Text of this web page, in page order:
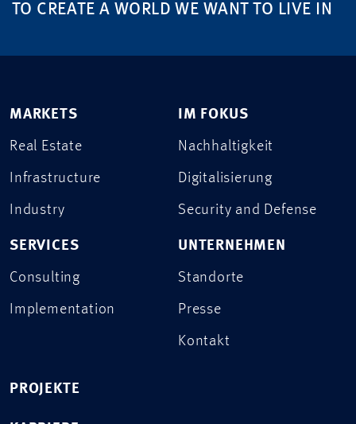
TO CREATE A WORLD WE WANT TO LIVE IN
MARKETS
Real Estate
Infrastructure
Industry
SERVICES
Consulting
Implementation
IM FOKUS
Nachhaltigkeit
Digitalisierung
Security and Defense
UNTERNEHMEN
Standorte
Presse
Kontakt
PROJEKTE